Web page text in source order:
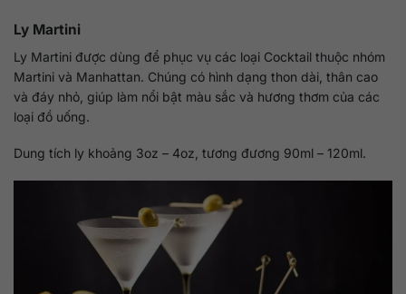
Ly Martini
Ly Martini được dùng để phục vụ các loại Cocktail thuộc nhóm
Martini và Manhattan. Chúng có hình dạng thon dài, thân cao
và đáy nhỏ, giúp làm nổi bật màu sắc và hương thơm của các
loại đồ uống.
Dung tích ly khoảng 3oz – 4oz, tương đương 90ml – 120ml.